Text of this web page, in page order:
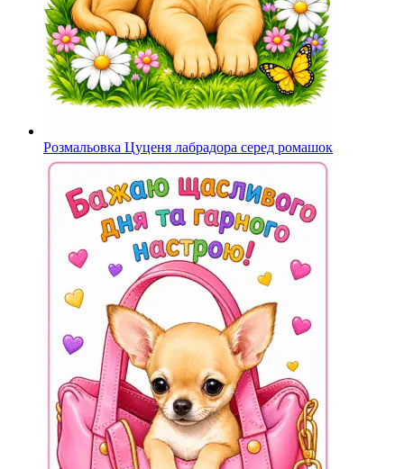
Розмальовка Цуценя лабрадора серед ромашок